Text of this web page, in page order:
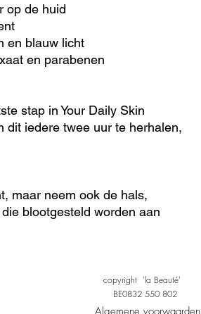
op de huid
en blauw licht
en parabenen
stap in Your Daily Skin
dit iedere twee uur te herhalen,
maar neem ook de hals,
blootgesteld worden aan
copyright 'la Beauté'
BE0832 550 802
Algemene voorwaarden